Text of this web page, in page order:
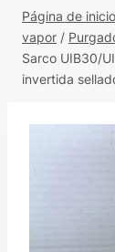
Página de inicio
vapor /
Sarco UIB30/
invertida